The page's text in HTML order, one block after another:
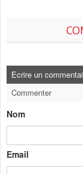
Ecrire un
Commenter
Nom
Email